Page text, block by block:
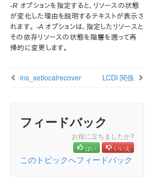
LifeKeeper for Windows の管理の概要
GUI による管理作業
リソース階層に関連する作業
マニュアルページ
LCDI インスタンス
ins_remove
ins_setas
ins_setchkint
ins_setin
-R オプションを指定すると、リソースの状態
が変化した理由を説明するテキストが表示さ
れます。 -A オプションは、指定したリソースと
その依存リソースの状態を階層を遡って再
帰的に変更します。
ins_setlocalrecover LCDI 関係
フィードバック
お役に立ちましたか?
はい いいえ
このトピックへフィードバック